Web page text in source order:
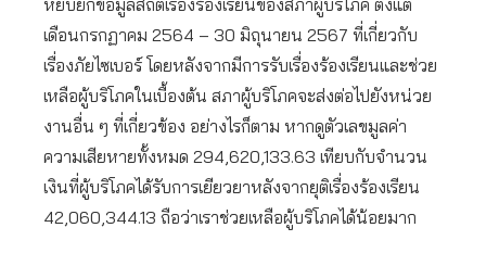
หยิบยกข้อมูลสถิติเรื่องร้องเรียนของสภาผู้บริโภค ตั้งแต่
เดือนกรกฏาคม 2564 – 30 มิถุนายน 2567 ที่เกี่ยวกับ
เรื่องภัยไซเบอร์ โดยหลังจากมีการรับเรื่องร้องเรียนและช่วย
เหลือผู้บริโภคในเบื้องต้น สภาผู้บริโภคจะส่งต่อไปยังหน่วย
งานอื่น ๆ ที่เกี่ยวข้อง อย่างไรก็ตาม หากดูตัวเลขมูลค่า
ความเสียหายทั้งหมด 294,620,133.63 เทียบกับจำนวน
เงินที่ผู้บริโภคได้รับการเยียวยาหลังจากยุติเรื่องร้องเรียน
42,060,344.13 ถือว่าเราช่วยเหลือผู้บริโภคได้น้อยมาก